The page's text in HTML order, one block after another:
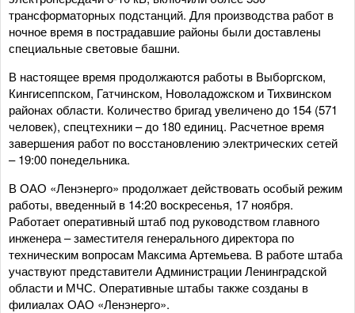
трансформаторных подстанций. Для производства работ в
ночное время в пострадавшие районы были доставлены
специальные световые башни.
В настоящее время продолжаются работы в Выборгском,
Кингисеппском, Гатчинском, Новоладожском и Тихвинском
районах области. Количество бригад увеличено до 154 (571
человек), спецтехники – до 180 единиц. Расчетное время
завершения работ по восстановлению электрических сетей
– 19:00 понедельника.
В ОАО «Ленэнерго» продолжает действовать особый режим
работы, введенный в 14:20 воскресенья, 17 ноября.
Работает оперативный штаб под руководством главного
инженера – заместителя генерального директора по
техническим вопросам Максима Артемьева. В работе штаба
участвуют представители Администрации Ленинградской
области и МЧС. Оперативные штабы также созданы в
филиалах ОАО «Ленэнерго».